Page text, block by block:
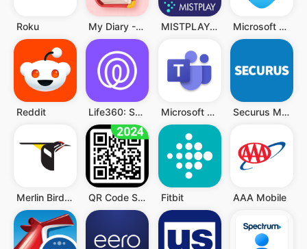
Roku My Diary - Diary With Lock MISTPLAY: Spiele für Belohnung Microsoft Authenticator
Reddit Life360: Standort teilen Microsoft Teams Securus Mobile
Merlin Bird ID von Cornell Lab QR Code Scanner (Deutsch) Fitbit AAA Mobile